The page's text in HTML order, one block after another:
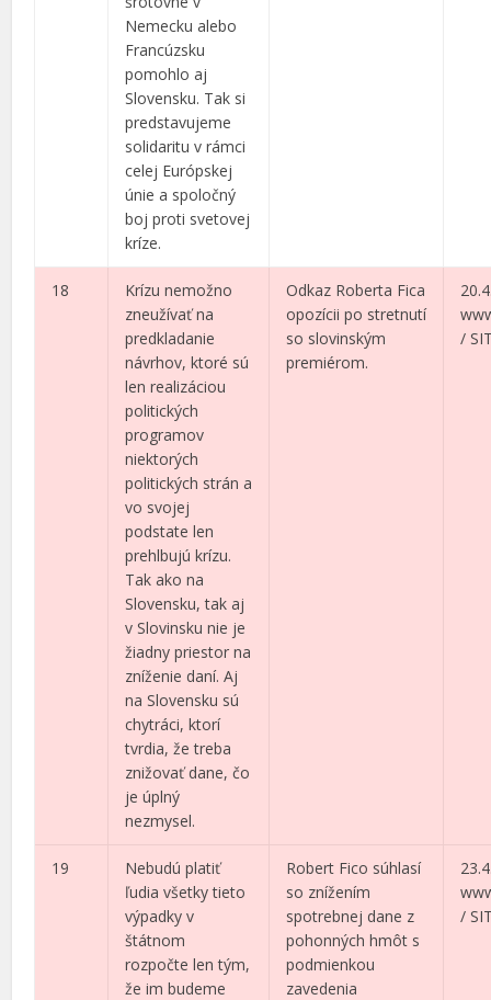
Nemecku alebo
Francúzsku
pomohlo aj
Slovensku. Tak si
predstavujeme
solidaritu v rámci
celej Európskej
únie a spoločný
boj proti svetovej
kríze.
18
Krízu nemožno
zneužívať na
predkladanie
návrhov, ktoré sú
len realizáciou
politických
programov
niektorých
politických strán a
vo svojej
podstate len
prehlbujú krízu.
Tak ako na
Slovensku, tak aj
v Slovinsku nie je
žiadny priestor na
zníženie daní. Aj
na Slovensku sú
chytráci, ktorí
tvrdia, že treba
znižovať dane, čo
je úplný
nezmysel.
Odkaz Roberta Fica
opozícii po stretnutí
so slovinským
premiérom.
/
19
Nebudú platiť
ľudia všetky tieto
výpadky v
štátnom
rozpočte len tým,
že im budeme
Robert Fico súhlasí
so znížením
spotrebnej dane z
pohonných hmôt s
podmienkou
zavedenia
/